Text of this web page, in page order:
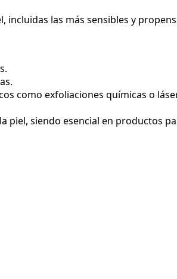
las más sensibles y
como exfoliaciones químicas o
siendo esencial en productos